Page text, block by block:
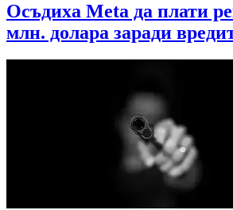
Осъдиха Meta да плати
млн. долара заради